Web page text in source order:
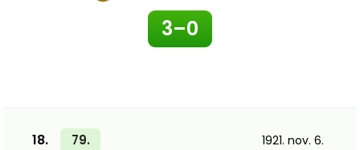
3–0
18. 79. 1921. nov. 6.